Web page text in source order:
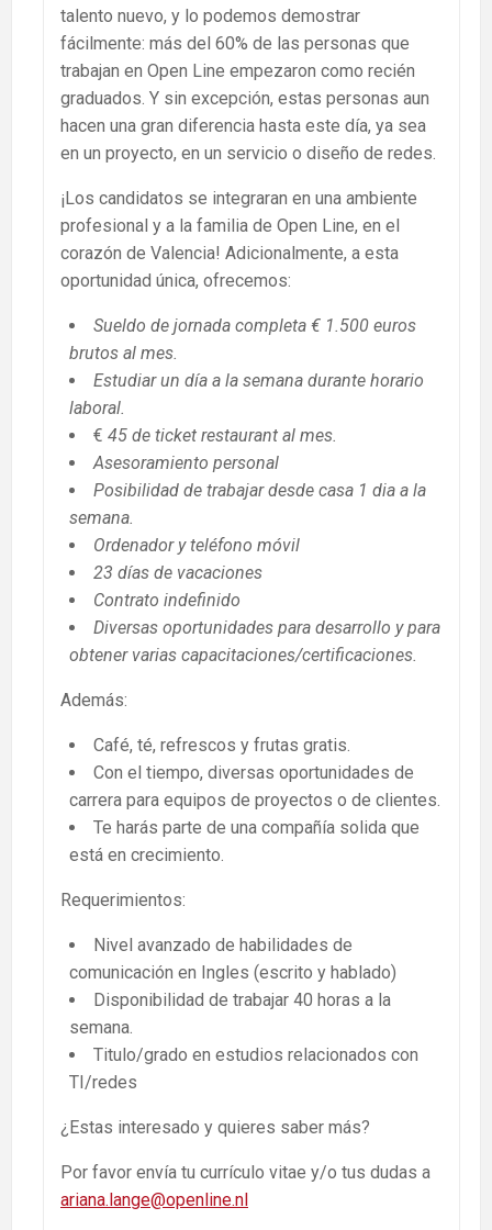
talento nuevo, y lo podemos demostrar
fácilmente: más del 60% de las personas que
trabajan en Open Line empezaron como recién
graduados. Y sin excepción, estas personas aun
hacen una gran diferencia hasta este día, ya sea
en un proyecto, en un servicio o diseño de redes.
¡Los candidatos se integraran en una ambiente
profesional y a la familia de Open Line, en el
corazón de Valencia! Adicionalmente, a esta
oportunidad única, ofrecemos:
Sueldo de jornada completa € 1.500 euros
brutos al mes.
Estudiar un día a la semana durante horario
laboral.
€ 45 de ticket restaurant al mes.
Asesoramiento personal
Posibilidad de trabajar desde casa 1 dia a la
semana.
Ordenador y teléfono móvil
23 días de vacaciones
Contrato indefinido
Diversas oportunidades para desarrollo y para
obtener varias capacitaciones/certificaciones.
Además:
Café, té, refrescos y frutas gratis.
Con el tiempo, diversas oportunidades de
carrera para equipos de proyectos o de clientes.
Te harás parte de una compañía solida que
está en crecimiento.
Requerimientos:
Nivel avanzado de habilidades de
comunicación en Ingles (escrito y hablado)
Disponibilidad de trabajar 40 horas a la
semana.
Titulo/grado en estudios relacionados con
TI/redes
¿Estas interesado y quieres saber más?
Por favor envía tu currículo vitae y/o tus dudas a
ariana.lange@openline.nl